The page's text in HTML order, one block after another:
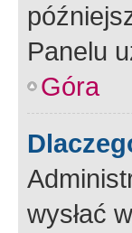
Panelu
Góra
wysłać